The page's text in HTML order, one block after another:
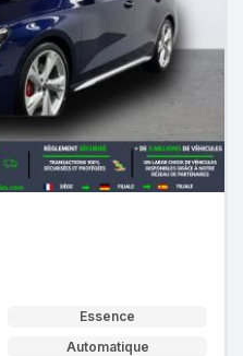
Essence
Automatique